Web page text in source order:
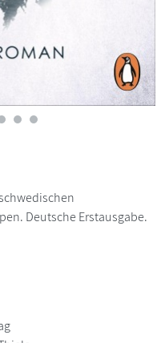
Deutsche Erstausgabe.